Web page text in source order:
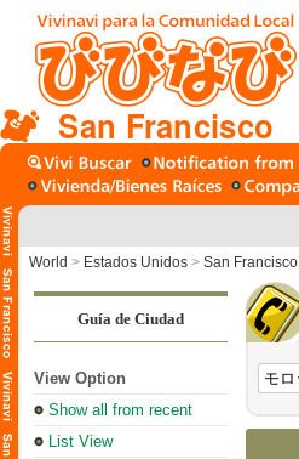
San Francisco
World > Estados Unidos > San Francisco
Guía de Ciudad
View Option
Show all from recent
List View